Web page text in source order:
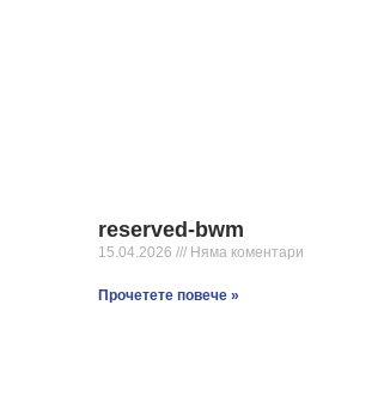
reserved-bwm
15.04.2026 Няма коментари
Прочетете повече »